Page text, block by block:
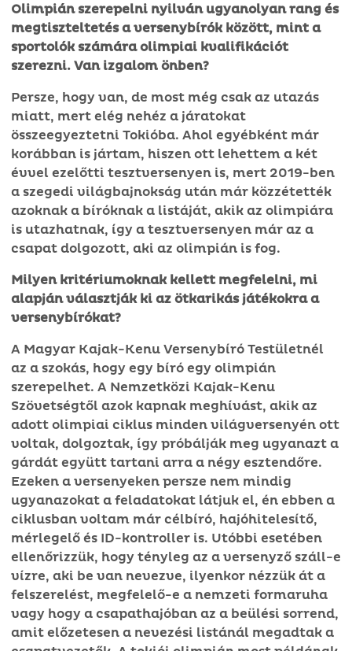
Olimpián szerepelni nyilván ugyanolyan rang és
megtiszteltetés a versenybírók között, mint a
sportolók számára olimpiai kvalifikációt
szerezni. Van izgalom önben?
Persze, hogy van, de most még csak az utazás
miatt, mert elég nehéz a járatokat
összeegyeztetni Tokióba. Ahol egyébként már
korábban is jártam, hiszen ott lehettem a két
évvel ezelőtti tesztversenyen is, mert 2019-ben
a szegedi világbajnokság után már közzétették
azoknak a bíróknak a listáját, akik az olimpiára
is utazhatnak, így a tesztversenyen már az a
csapat dolgozott, aki az olimpián is fog.
Milyen kritériumoknak kellett megfelelni, mi
alapján választják ki az ötkarikás játékokra a
versenybírókat?
A Magyar Kajak-Kenu Versenybíró Testületnél
az a szokás, hogy egy bíró egy olimpián
szerepelhet. A Nemzetközi Kajak-Kenu
Szövetségtől azok kapnak meghívást, akik az
adott olimpiai ciklus minden világversenyén ott
voltak, dolgoztak, így próbálják meg ugyanazt a
gárdát együtt tartani arra a négy esztendőre.
Ezeken a versenyeken persze nem mindig
ugyanazokat a feladatokat látjuk el, én ebben a
ciklusban voltam már célbíró, hajóhitelesítő,
mérlegelő és ID-kontroller is. Utóbbi esetében
ellenőrizzük, hogy tényleg az a versenyző száll-e
vízre, aki be van nevezve, ilyenkor nézzük át a
felszerelést, megfelelő-e a nemzeti formaruha
vagy hogy a csapathajóban az a beülési sorrend,
amit előzetesen a nevezési listánál megadtak a